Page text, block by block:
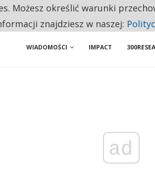
PRZEMYSŁ. NA LIŚCIE SĄ DWA PODMIOTY Z
WIADOMOŚCI IMPACT
ad
Możesz określić warunki
znajdziesz w naszej: